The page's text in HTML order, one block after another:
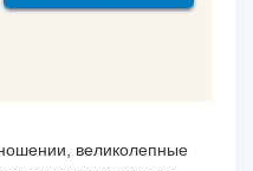
великолепные